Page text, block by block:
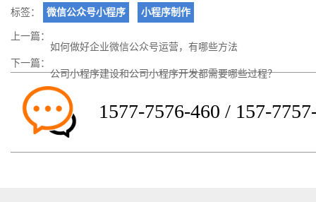
标签： 微信公众号小程序 小程序制作
上一篇： 如何做好企业微信公众号运营，有哪些方法
下一篇：公司小程序建设和公司小程序开发都需要哪些过程？
1577-7576-460 / 157-